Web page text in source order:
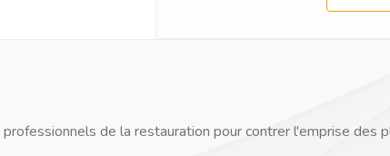
de la restauration pour contrer l'emprise des